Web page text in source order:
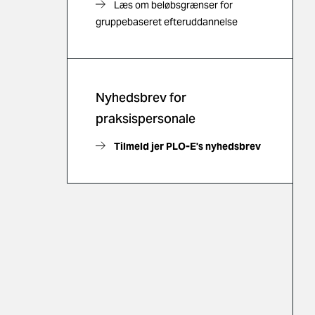
Læs om beløbsgrænser for
gruppebaseret efteruddannelse
Nyhedsbrev for
praksispersonale
Tilmeld jer PLO-E's nyhedsbrev